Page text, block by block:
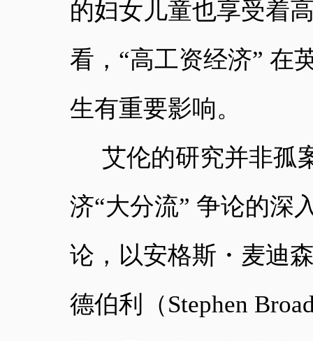
的妇女儿童也享受着
看，“高工资经济” 在
生有重要影响。
艾伦的研究并非孤
济“大分流” 争论的深
论，以安格斯・麦迪
德伯利（Stephen